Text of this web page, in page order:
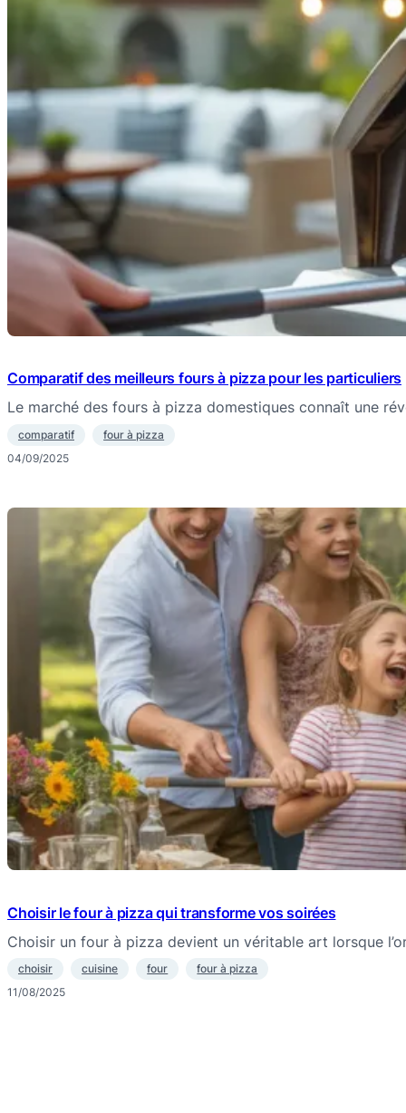
Comparatif des meilleurs fours à pizza pour les particuliers
Le marché des fours à pizza domestiques connaît une
comparatif
four à pizza
04/09/2025
Choisir le four à pizza qui transforme vos soirées
Choisir un four à pizza devient un véritable art lorsque
choisir cuisine four
four à pizza
11/08/2025